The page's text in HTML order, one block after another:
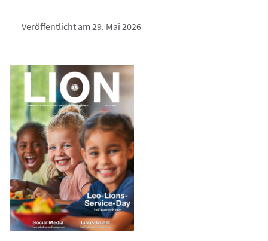
Veröffentlicht am 29. Mai 2026